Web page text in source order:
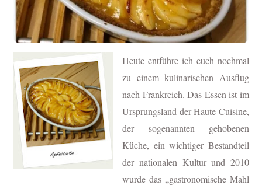
Heute entführe ich euch nochmal
zu einem kulinarischen Ausflug
nach Frankreich. Das Essen ist im
Ursprungsland der Haute Cuisine,
der sogenannten gehobenen
Küche, ein wichtiger Bestandteil
der nationalen Kultur und 2010
wurde das „gastronomische Mahl